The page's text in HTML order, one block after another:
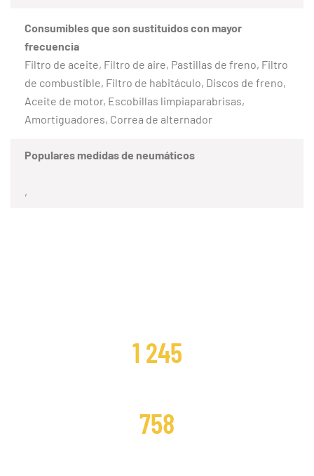
Consumibles que son sustituidos con mayor
frecuencia
Filtro de aceite, Filtro de aire, Pastillas de freno, Filtro
de combustible, Filtro de habitáculo, Discos de freno,
Aceite de motor, Escobillas limpiaparabrisas,
Amortiguadores, Correa de alternador
Populares medidas de neumáticos
,
1 245
758